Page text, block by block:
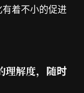
着不小的促进
理解度，随时